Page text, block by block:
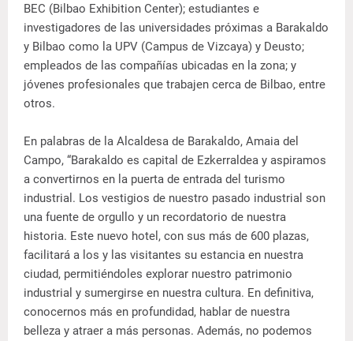
BEC (Bilbao Exhibition Center); estudiantes e
investigadores de las universidades próximas a Barakaldo
y Bilbao como la UPV (Campus de Vizcaya) y Deusto;
empleados de las compañías ubicadas en la zona; y
jóvenes profesionales que trabajen cerca de Bilbao, entre
otros.
En palabras de la Alcaldesa de Barakaldo, Amaia del
Campo, “Barakaldo es capital de Ezkerraldea y aspiramos
a convertirnos en la puerta de entrada del turismo
industrial. Los vestigios de nuestro pasado industrial son
una fuente de orgullo y un recordatorio de nuestra
historia. Este nuevo hotel, con sus más de 600 plazas,
facilitará a los y las visitantes su estancia en nuestra
ciudad, permitiéndoles explorar nuestro patrimonio
industrial y sumergirse en nuestra cultura. En definitiva,
conocernos más en profundidad, hablar de nuestra
belleza y atraer a más personas. Además, no podemos